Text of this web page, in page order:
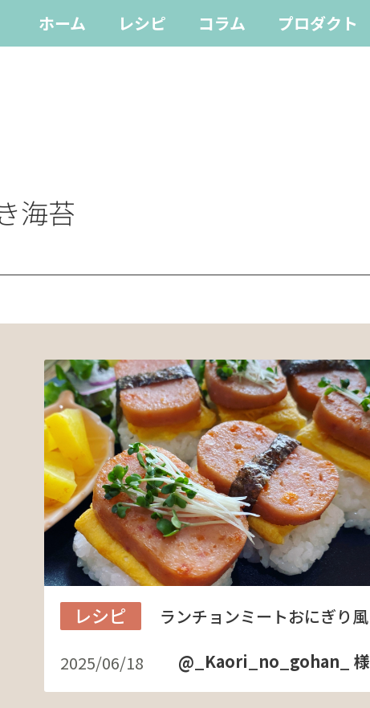
ホーム レシピ コラム
プロダクト
海苔
レシピ
ランチョンミートおにぎり風
2025/06/18
@_Kaori_no_gohan_ 様